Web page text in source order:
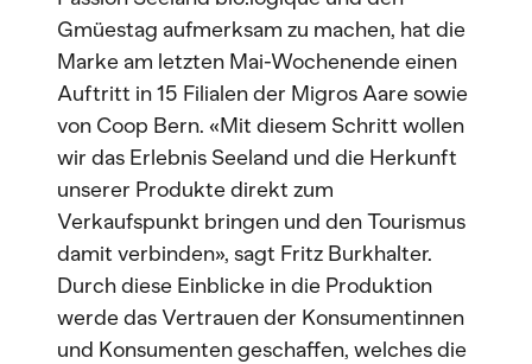
Gmüestag aufmerksam zu machen, hat die
Marke am letzten Mai-Wochenende einen
Auftritt in 15 Filialen der Migros Aare sowie
von Coop Bern. «Mit diesem Schritt wollen
wir das Erlebnis Seeland und die Herkunft
unserer Produkte direkt zum
Verkaufspunkt bringen und den Tourismus
damit verbinden», sagt Fritz Burkhalter.
Durch diese Einblicke in die Produktion
werde das Vertrauen der Konsumentinnen
und Konsumenten geschaffen, welches die